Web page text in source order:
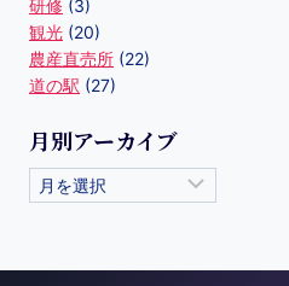
研修 (3)
観光 (20)
農産直売所 (22)
道の駅 (27)
月別アーカイブ